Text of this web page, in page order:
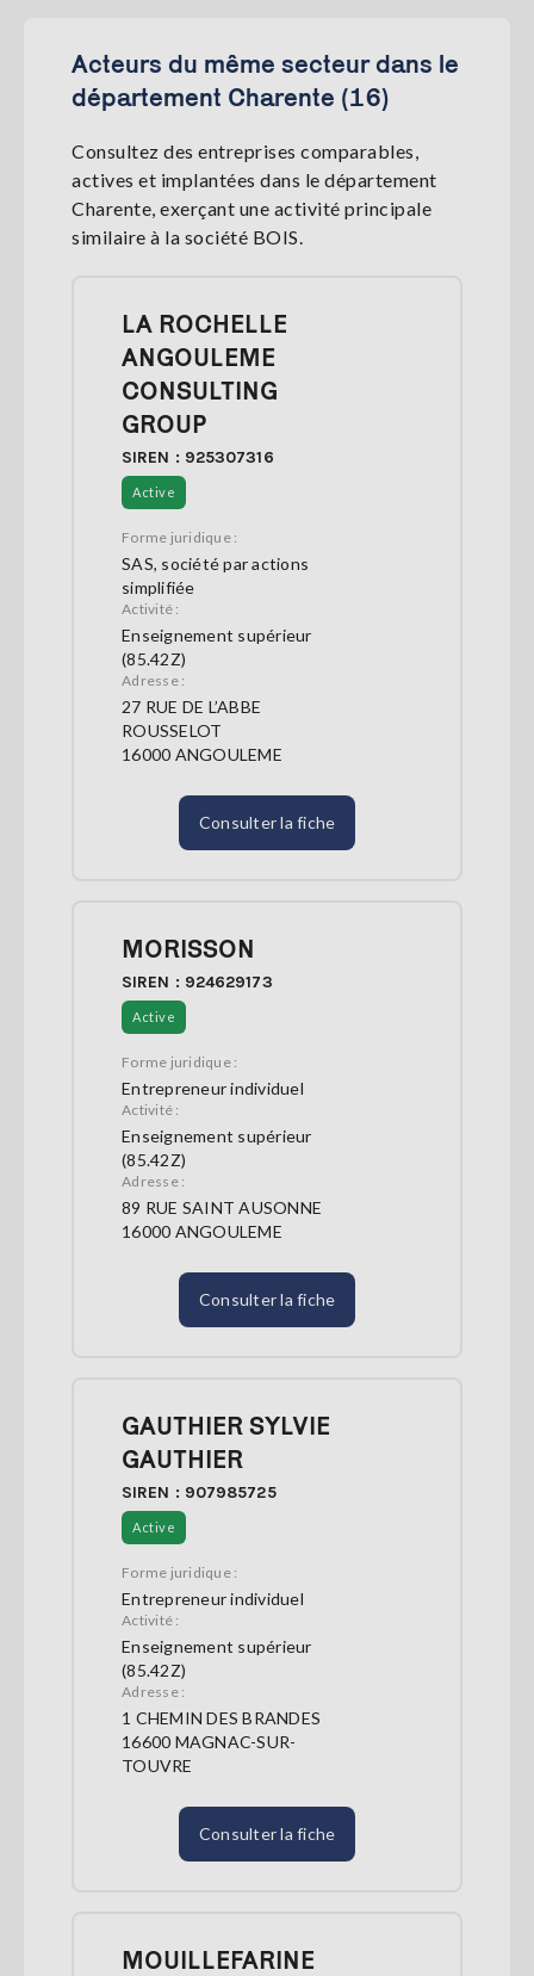
Acteurs du même secteur dans le
département Charente (16)
Consultez des entreprises comparables,
actives et implantées dans le département
Charente, exerçant une activité principale
similaire à la société BOIS.
LA ROCHELLE
ANGOULEME
CONSULTING
GROUP
SIREN : 925307316
Active
Forme juridique :
SAS, société par actions
simplifiée
Activité :
Enseignement supérieur
(85.42Z)
Adresse :
27 RUE DE L’ABBE
ROUSSELOT
16000 ANGOULEME
Consulter la fiche
MORISSON
SIREN : 924629173
Active
Forme juridique :
Entrepreneur individuel
Activité :
Enseignement supérieur
(85.42Z)
Adresse :
89 RUE SAINT AUSONNE
16000 ANGOULEME
Consulter la fiche
GAUTHIER SYLVIE
GAUTHIER
SIREN : 907985725
Active
Forme juridique :
Entrepreneur individuel
Activité :
Enseignement supérieur
(85.42Z)
Adresse :
1 CHEMIN DES BRANDES
16600 MAGNAC-SUR-
TOUVRE
Consulter la fiche
MOUILLEFARINE